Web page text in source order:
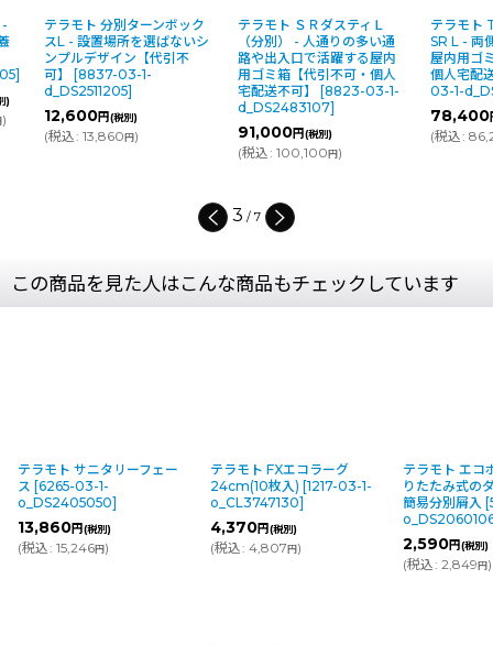
テラモト 分別ターンボック
スL - 設置場所を選ばないシ
ンプルデザイン【代引不
可】
[8837-03-1-
d_DS2511205]
12,600円(税別)
税込: 13,860円)
テラモト ＳＲダスティＬ
（分別） - 人通りの多い通
路や出入口で活躍する屋内
用ゴミ箱【代引不可・個人
宅配送不可】 [8823-03-1-
d_DS2483107]
91,000円(税別)
税込: 100,100 円)
テラモト
SR L - 両側か
屋内用ゴミ箱
個人宅配送不
03-1-
78,400円(税
税込: 86,240
3 / 7
この商品を見た人はこんな商品もチェックしています
リーフェー
]
テラモト FXエコラーグ
1217-03-1-
o_CL3747130
テラモト エコポケット - 折
りたたみ式のダンボール製
5967-03-1-